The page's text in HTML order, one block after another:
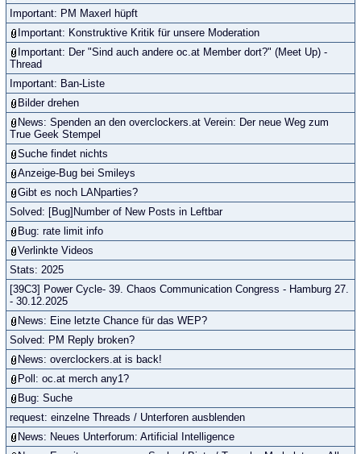
Important: PM Maxerl hüpft
Important: Konstruktive Kritik für unsere Moderation
Important: Der "Sind auch andere oc.at Member dort?" (Meet Up) -
Thread
Important: Ban-Liste
Bilder drehen
News: Spenden an den overclockers.at Verein: Der neue Weg zum
True Geek Stempel
Suche findet nichts
Anzeige-Bug bei Smileys
Gibt es noch LANparties?
Solved: [Bug]Number of New Posts in Leftbar
Bug: rate limit info
Verlinkte Videos
Stats: 2025
[39C3] Power Cycle- 39. Chaos Communication Congress - Hamburg 27.
- 30.12.2025
News: Eine letzte Chance für das WEP?
Solved: PM Reply broken?
News: overclockers.at is back!
Poll: oc.at merch any1?
Bug: Suche
request: einzelne Threads / Unterforen ausblenden
News: Neues Unterforum: Artificial Intelligence